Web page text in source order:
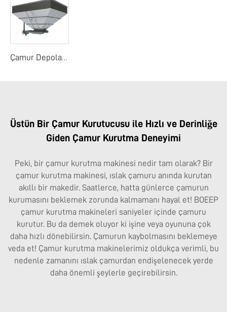
Çamur Depolama Yuvası
Üstün Bir Çamur Kurutucusu ile Hızlı ve Derinliğe
Giden Çamur Kurutma Deneyimi
Peki, bir çamur kurutma makinesi nedir tam olarak? Bir
çamur kurutma makinesi, ıslak çamuru anında kurutan
akıllı bir makedir. Saatlerce, hatta günlerce çamurun
kurumasını beklemek zorunda kalmamanı hayal et! BOEEP
çamur kurutma makineleri saniyeler içinde çamuru
kurutur. Bu da demek oluyor ki işine veya oyununa çok
daha hızlı dönebilirsin. Çamurun kaybolmasını beklemeye
veda et! Çamur kurutma makinelerimiz oldukça verimli, bu
nedenle zamanını ıslak çamurdan endişelenecek yerde
daha önemli şeylerle geçirebilirsin.